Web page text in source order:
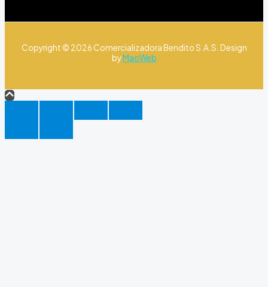
Copyright © 2026 Comercializadora Bendito S.A.S. Design
byMaoWeb